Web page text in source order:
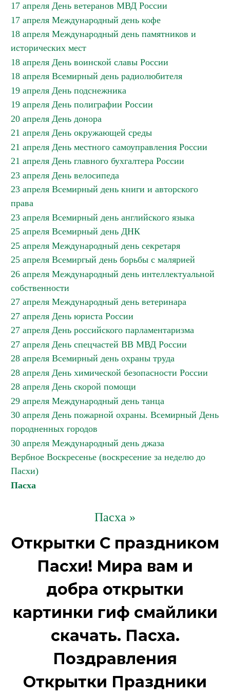
17 апреля День ветеранов МВД России
17 апреля Международный день кофе
18 апреля Международный день памятников и
исторических мест
18 апреля День воинской славы России
18 апреля Всемирный день радиолюбителя
19 апреля День подснежника
19 апреля День полиграфии России
20 апреля День донора
21 апреля День окружающей среды
21 апреля День местного самоуправления России
21 апреля День главного бухгалтера России
23 апреля День велосипеда
23 апреля Всемирный день книги и авторского
права
23 апреля Всемирный день английского языка
25 апреля Всемирный день ДНК
25 апреля Международный день секретаря
25 апреля Всемиргый день борьбы с малярией
26 апреля Международный день интеллектуальной
собственности
27 апреля Международный день ветеринара
27 апреля День юриста России
27 апреля День российского парламентаризма
27 апреля День спецчастей ВВ МВД России
28 апреля Всемирный день охраны труда
28 апреля День химической безопасности России
28 апреля День скорой помощи
29 апреля Международный день танца
30 апреля День пожарной охраны. Всемирный День
породненных городов
30 апреля Международный день джаза
Вербное Воскресенье (воскресение за неделю до
Пасхи)
Пасха
Пасха »
Открытки С праздником
Пасхи! Мира вам и
добра открытки
картинки гиф смайлики
скачать. Пасха.
Поздравления
Открытки Праздники